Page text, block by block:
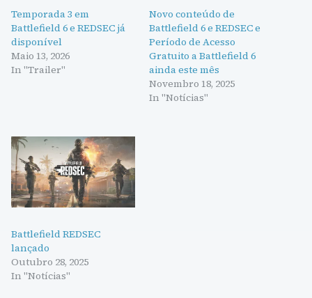
Temporada 3 em
Battlefield 6 e REDSEC já
disponível
Maio 13, 2026
In "Trailer"
Novo conteúdo de
Battlefield 6 e REDSEC e
Período de Acesso
Gratuito a Battlefield 6
ainda este mês
Novembro 18, 2025
In "Notícias"
Battlefield REDSEC
lançado
Outubro 28, 2025
In "Notícias"